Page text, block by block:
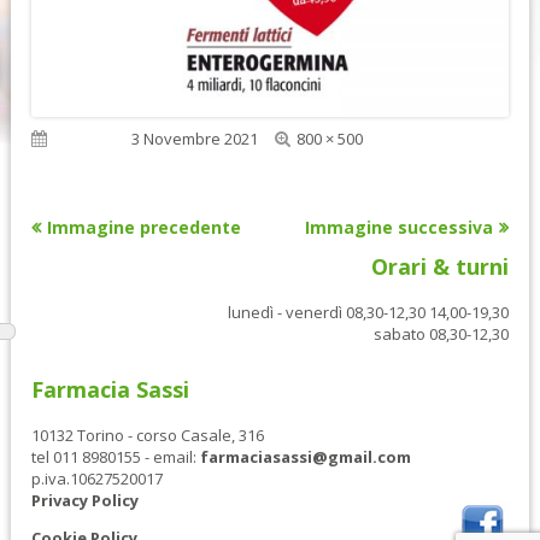
Pubblicato3 Novembre 2021
Dimensione
800 × 500
Immagine precedente Immagine successiva
Orari & turni
lunedì - venerdì 08,30-12,30 14,00-19,30
sabato 08,30-12,30
Farmacia Sassi
10132 Torino - corso Casale, 316
tel 011 8980155 - email: farmaciasassi@gmail.com
p.iva.10627520017
Privacy Policy